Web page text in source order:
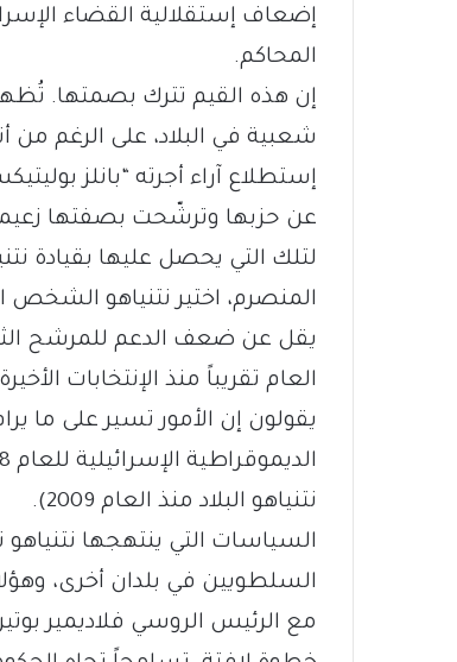
إضعاف إستقلالية القضاء
المحاكم.
إن هذه القيم تترك بصمتها. تُظهر
شعبية في البلاد، على الرغم
إستطلاع آراء أجرته “بانلز
عن حزبها وترشّحت بصفتها زعيمة
لتلك التي يحصل عليها بقيادة
المنصرم، اختير نتنياهو الشخص
يقل عن ضعف الدعم للمرشح
العام تقريباً منذ الإنتخابات
نتنياهو البلاد منذ العام 2009).
السياسات التي ينتهجها نتنياهو
السلطويين في بلدان أخرى،
مع الرئيس الروسي فلاديمير